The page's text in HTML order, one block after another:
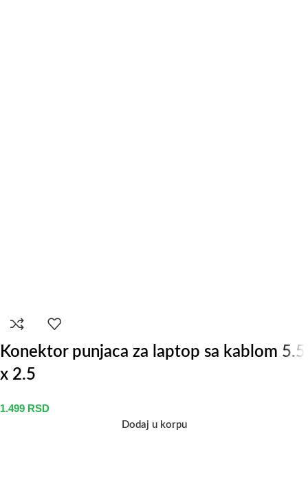
Konektor punjaca za laptop sa kablom 5.5
x 2.5
1.499 RSD
Dodaj u korpu